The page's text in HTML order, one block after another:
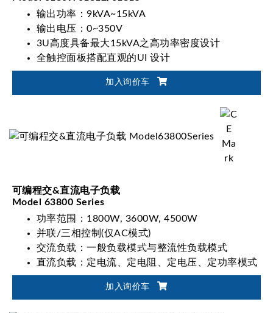
输出功率：9kVA~15kVA
输出电压：0~350V
3U高度具备最大15kVA之高功率密度设计
全触控面板搭配直观的UI 设计
加入询价车
可编程交&直流电子负载
Model 63800 Series
功率范围：1800W, 3600W, 4500W
并联/三相控制(仅AC模式)
交流负载：一般负载模式与整流性负载模式
直流负载：定电流、定电阻、定电压、定功率模式
加入询价车